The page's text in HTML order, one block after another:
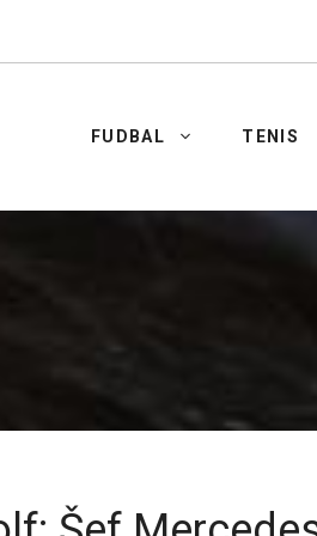
FUDBAL TENIS